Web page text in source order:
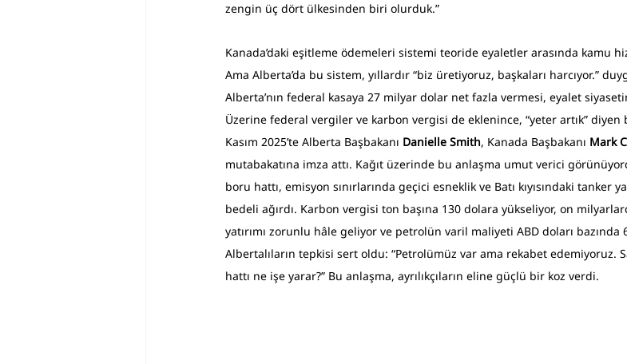
zengin üç dört ülkesinden biri olurduk.”
Kanada’daki eşitleme ödemeleri sistemi teoride eyaletler arasında kamu
Ama Alberta’da bu sistem, yıllardır “biz üretiyoruz, başkaları harcıyor.”
Alberta’nın federal kasaya 27 milyar dolar net fazla vermesi, eyalet
Üzerine federal vergiler ve karbon vergisi de eklenince, “yeter artık”
Kasım 2025’te Alberta Başbakanı Danielle Smith, Kanada Başbakanı Mark
mutabakatına imza attı. Kağıt üzerinde bu anlaşma umut verici
boru hattı, emisyon sınırlarında geçici esneklik ve Batı kıyısındaki tanker
bedeli ağırdı. Karbon vergisi ton başına 130 dolara yükseliyor, on
yatırımı zorunlu hâle geliyor ve petrolün varil maliyeti ABD doları
Albertalıların tepkisi sert oldu: “Petrolümüz var ama rekabet edemiyoruz.
hattı ne işe yarar?” Bu anlaşma, ayrılıkçıların eline güçlü bir koz verdi.